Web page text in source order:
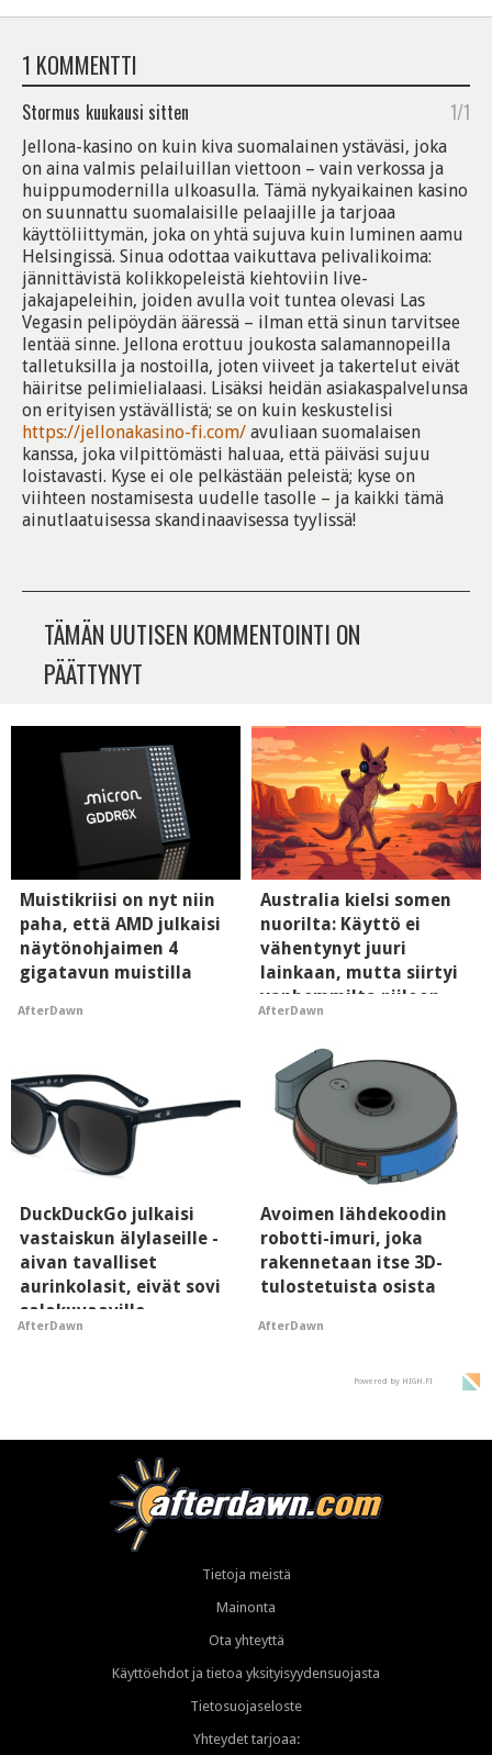
1 KOMMENTTI
Stormus kuukausi sitten 1/1
Jellona-kasino on kuin kiva suomalainen ystäväsi, joka
on aina valmis pelailuillan viettoon – vain verkossa ja
huippumodernilla ulkoasulla. Tämä nykyaikainen kasino
on suunnattu suomalaisille pelaajille ja tarjoaa
käyttöliittymän, joka on yhtä sujuva kuin luminen aamu
Helsingissä. Sinua odottaa vaikuttava pelivalikoima:
jännittävistä kolikkopeleistä kiehtoviin live-
jakajapeleihin, joiden avulla voit tuntea olevasi Las
Vegasin pelipöydän ääressä – ilman että sinun tarvitsee
lentää sinne. Jellona erottuu joukosta salamannopeilla
talletuksilla ja nostoilla, joten viiveet ja takertelut eivät
häiritse pelimielialaasi. Lisäksi heidän asiakaspalvelunsa
on erityisen ystävällistä; se on kuin keskustelisi
https://jellonakasino-fi.com/ avuliaan suomalaisen
kanssa, joka vilpittömästi haluaa, että päiväsi sujuu
loistavasti. Kyse ei ole pelkästään peleistä; kyse on
viihteen nostamisesta uudelle tasolle – ja kaikki tämä
ainutlaatuisessa skandinaavisessa tyylissä!
TÄMÄN UUTISEN KOMMENTOINTI ON
PÄÄTTYNYT
Muistikriisi on nyt niin
paha, että AMD julkaisi
näytönohjaimen 4
gigatavun muistilla
AfterDawn
Australia kielsi somen
nuorilta: Käyttö ei
vähentynyt juuri
lainkaan, mutta siirtyi
vanhemmilta piiloon
AfterDawn
DuckDuckGo julkaisi
vastaiskun älylaseille -
aivan tavalliset
aurinkolasit, eivät sovi
salakuvaaville
hyypiöille
AfterDawn
Avoimen lähdekoodin
robotti-imuri, joka
rakennetaan itse 3D-
tulostetuista osista
AfterDawn
Powered by HIGH.FI
Tietoja meistä
Mainonta
Ota yhteyttä
Käyttöehdot ja tietoa yksityisyydensuojasta
Tietosuojaseloste
Yhteydet tarjoaa: